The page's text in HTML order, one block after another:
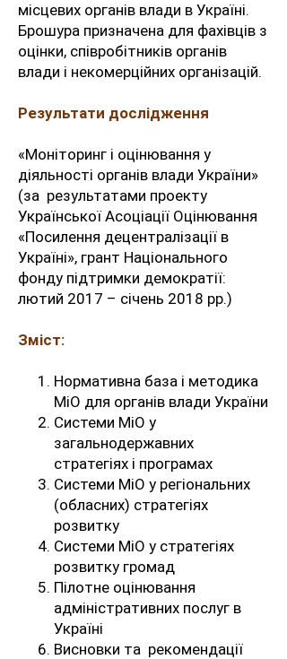
місцевих органів влади в Україні.
Брошура призначена для фахівців з
оцінки, співробітників органів
влади і некомерційних організацій.
Результати дослідження
«Моніторинг і оцінювання у
діяльності органів влади України»
(за результатами проекту
Української Асоціації Оцінювання
«Посилення децентралізації в
Україні», грант Національного
фонду підтримки демократії:
лютий 2017 – січень 2018 рр.)
Зміст:
Нормативна база і методика
МіО для органів влади України
Системи МіО у
загальнодержавних
стратегіях і програмах
Системи МіО у регіональних
(обласних) стратегіях
розвитку
Системи МіО у стратегіях
розвитку громад
Пілотне оцінювання
адміністративних послуг в
Україні
Висновки та рекомендації